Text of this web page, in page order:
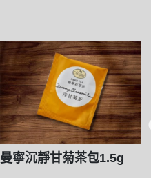
曼寧沉靜甘菊茶包1.5g